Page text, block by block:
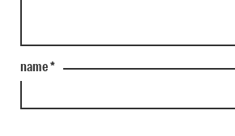
name*